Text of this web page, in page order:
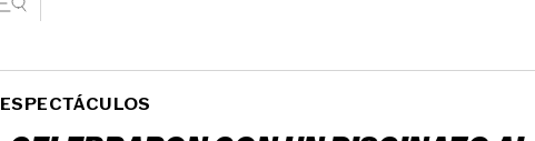
ESPECTÁCULOS